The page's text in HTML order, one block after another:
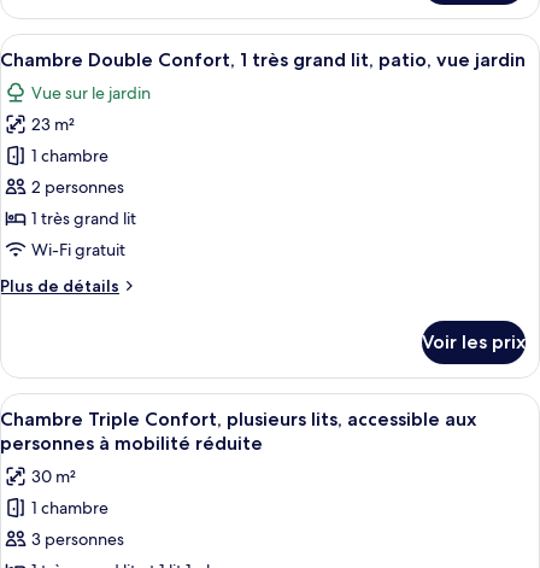
le
type
de
chambre
Suite
Familiale,
balcon
Afficher
toutes
les
photos
pour
ce
type
de
chambre :
Chambre
1
très
grand
lit,
patio,
vue
jardin
Une chambre d’hôtel moderne,
4
Chambre Double Confort, 1 très grand lit, patio, vue jardin
Vue sur le jardin
23 m²
1 chambre
2 personnes
1 très grand lit
Wi-Fi gratuit
Plus de détails
Plus
le
type
de
chambre
Chambre
Double
Confort,
très
Voir les prix
Afficher
toutes
les
photos
pour
ce
Un lit bien fait, avec une tête de lit à
5
Chambre Triple Confort, plusieurs lits, accessible aux
personnes à mobilité réduite
30 m²
1 chambre
3 personnes